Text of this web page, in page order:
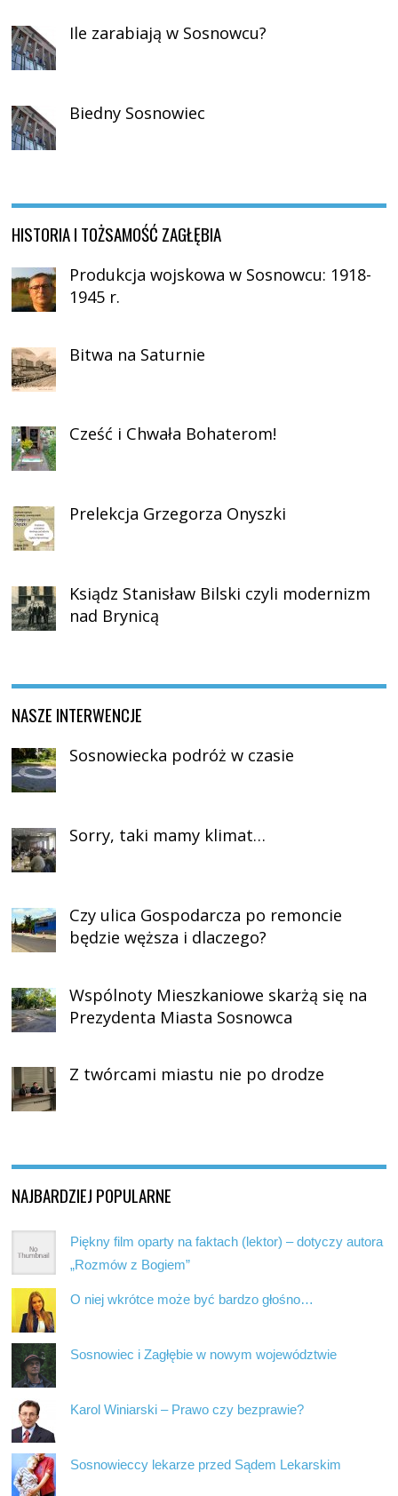
Ile zarabiają w Sosnowcu?
Biedny Sosnowiec
HISTORIA I TOŻSAMOŚĆ ZAGŁĘBIA
Produkcja wojskowa w Sosnowcu: 1918-
1945 r.
Bitwa na Saturnie
Cześć i Chwała Bohaterom!
Prelekcja Grzegorza Onyszki
Ksiądz Stanisław Bilski czyli modernizm
nad Brynicą
NASZE INTERWENCJE
Sosnowiecka podróż w czasie
Sorry, taki mamy klimat…
Czy ulica Gospodarcza po remoncie
będzie węższa i dlaczego?
Wspólnoty Mieszkaniowe skarżą się na
Prezydenta Miasta Sosnowca
Z twórcami miastu nie po drodze
NAJBARDZIEJ POPULARNE
Piękny film oparty na faktach (lektor) – dotyczy autora
„Rozmów z Bogiem”
O niej wkrótce może być bardzo głośno…
Sosnowiec i Zagłębie w nowym województwie
Karol Winiarski – Prawo czy bezprawie?
Sosnowieccy lekarze przed Sądem Lekarskim